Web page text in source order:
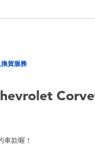
貨服務
款喔！